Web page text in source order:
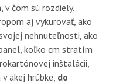
v čom sú rozdiely,
aj vykurovať, ako
nehnuteľnosti, ako
koľko cm stratím
inštalácii,
akej hrúbke, do